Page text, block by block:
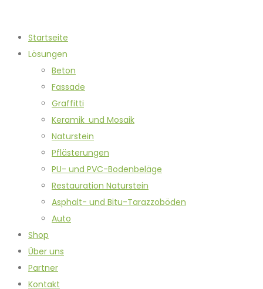
Startseite
Lösungen
Beton
Fassade
Graffitti
Keramik und Mosaik
Naturstein
Pflästerungen
PU- und PVC-Bodenbeläge
Restauration Naturstein
Asphalt- und Bitu-Tarazzoböden
Auto
Shop
Über uns
Partner
Kontakt